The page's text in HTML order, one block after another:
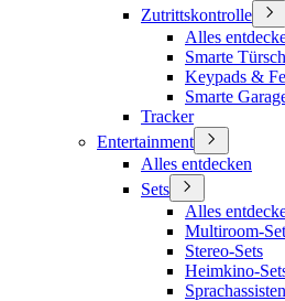
Zutrittskontrolle
Alles
Smarte
Keypads &
Smarte
Tracker
Entertainment
Alles entdecken
Sets
Alles
Multiroom-
Stereo-Sets
Heimkino-